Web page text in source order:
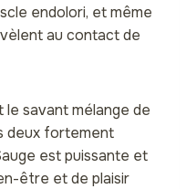
endolori, et même
au contact de
savant mélange de
deux fortement
est puissante et
être et de plaisir